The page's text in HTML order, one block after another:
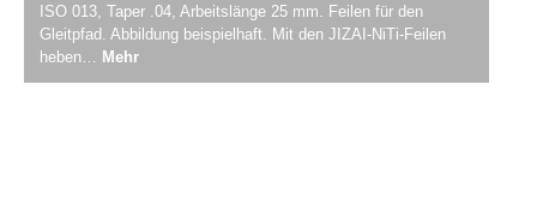
ISO 013, Taper .04, Arbeitslänge 25 mm. Feilen für den
Gleitpfad. Abbildung beispielhaft. Mit den JIZAI-NiTi-Feilen
heben… Mehr